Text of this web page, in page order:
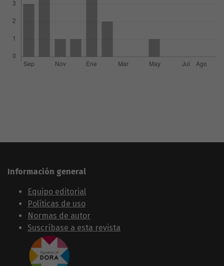
Información general
Equipo editorial
Políticas de uso
Normas de autor
Suscríbase a esta revista